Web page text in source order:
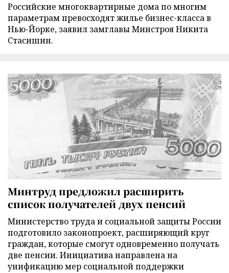
Российские многоквартирные дома по многим
параметрам превосходят жилье бизнес-класса в
Нью-Йорке, заявил замглавы Минстроя Никита
Стасишин.
Минтруд предложил расширить
список получателей двух пенсий
Министерство труда и социальной защиты России
подготовило законопроект, расширяющий круг
граждан, которые смогут одновременно получать
две пенсии. Инициатива направлена на
унификацию мер социальной поддержки